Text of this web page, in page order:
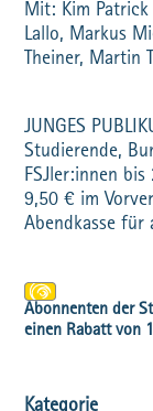
Mit: Kim Patrick
Lallo, Markus
Theiner, Martin
JUNGES
Studierende,
FSJler:innen
9,50 € im
Abendkasse für